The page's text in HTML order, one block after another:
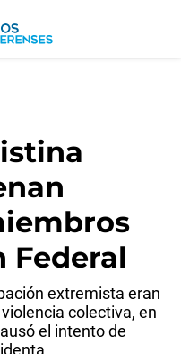
Federal
extremista eran
colectiva, en
el intento de